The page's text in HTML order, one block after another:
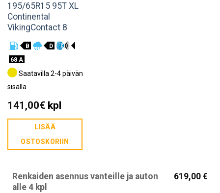
195/65R15 95T XL
Continental
VikingContact 8
B
D
68 A
Saatavilla 2-4 päivän
sisällä
141,00€kpl
LISÄÄ
OSTOSKORIIN
Renkaiden asennus vanteille ja auton
alle 4 kpl
619,00 €